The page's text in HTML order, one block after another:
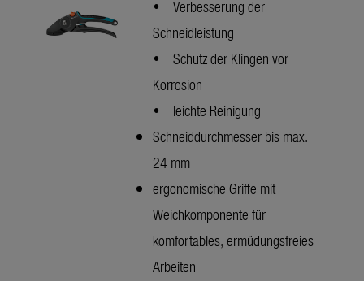
• Verbesserung der
Schneidleistung
• Schutz der Klingen vor
Korrosion
• leichte Reinigung
Schneiddurchmesser bis max.
24 mm
ergonomische Griffe mit
Weichkomponente für
komfortables, ermüdungsfreies
Arbeiten